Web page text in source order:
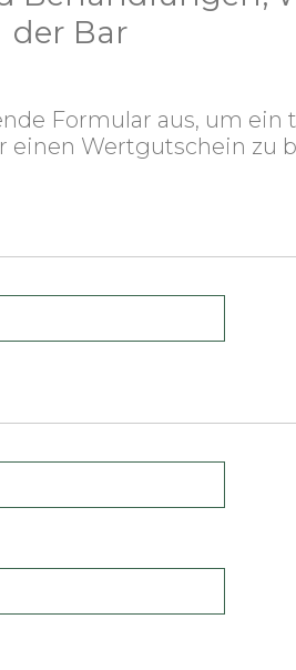
der Bar
Formular aus, um ein
einen Wertgutschein zu